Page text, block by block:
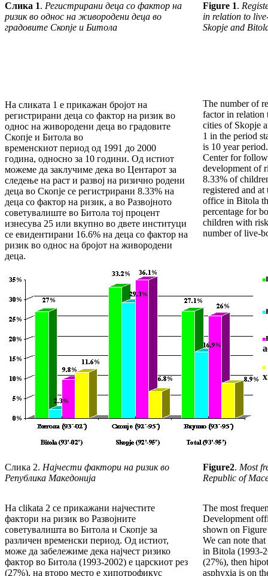
Слика 1. Регистрирани деца со фактор на
ризик во однос на живородени деца во
градовите Скопје и Битола
Figure 1.
in relation to
Skopje and
На сликата 1 е прикажан бројот на
регистрирани деца со фактор на ризик во
однос на живородени деца во градовите
Скопје и Битола во
временскиот период од 1991 до 2000
година, односно за 10 години. Од истиот
можеме да заклучиме дека во Центарот за
следење на раст и развој на ризично родени
деца во Скопје се регистрирани 8.33% на
деца со фактор на ризик, а во Развојното
советувалиште во Битола тој процент
изнесува 25 или вкупно во двете институци
се евидентирани 16.6% на деца со фактор на
ризик во однос на бројот на живородени
деца.
The number of
factor in relation
cities of Skopje
1 in the period
is 10 year
Center for
development of
8.33% of
registered and
office in Bitola
percentage for
children with
number of live-
Слика 2. Најчести фактори на ризик во
Република Македонија
Figure2. Most
Republic of
На сlikata 2 се прикажани најчестите
фактори на ризик во Развојните
советувалишта во Битола и Скопје за
различен временски период. Од истиот,
може да забележиме дека најчест ризико
фактор во Битола (1993-2002) е царскиот рез
(27%), на второ место е хипотрофикус
The most
Development
shown on
We can note
in Bitola (1993-
(27%), then
asphyxia is on